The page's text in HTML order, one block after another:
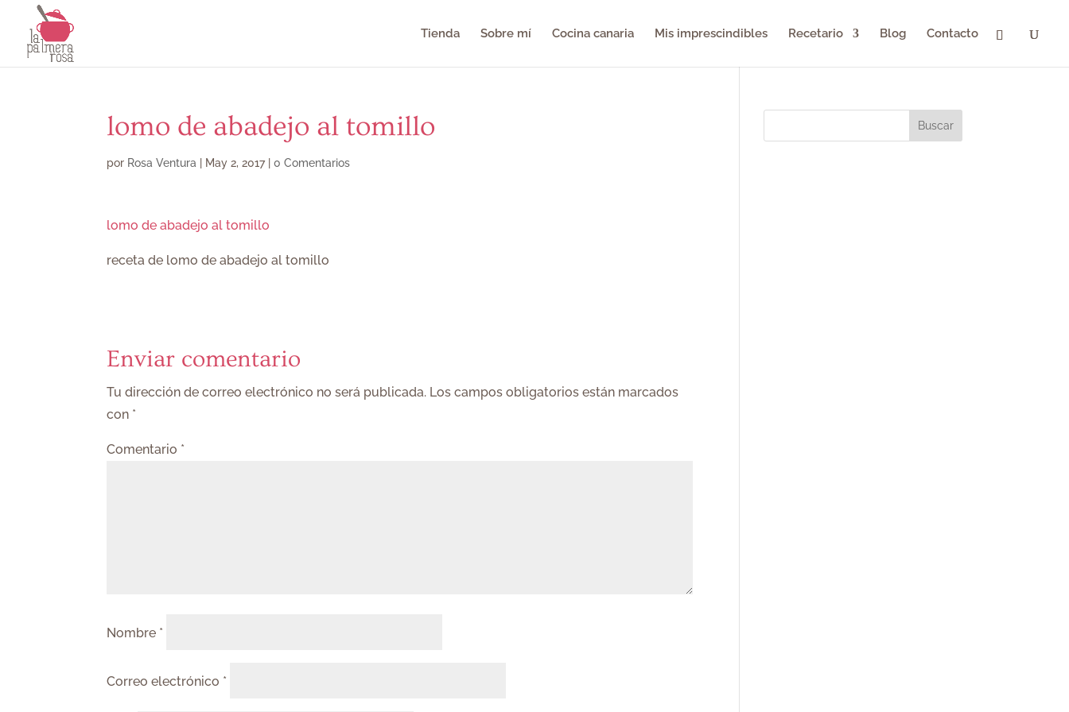
Tienda Sobre mí Cocina canaria Mis imprescindibles Recetario Blog Contacto
lomo de abadejo al tomillo
por Rosa Ventura May 2, 2017|0 Comentarios
lomo de abadejo al tomillo
receta de lomo de abadejo al tomillo
Enviar comentario
Tu dirección de correo electrónico no será publicada. Los campos obligatorios están marcados
con *
Comentario *
Nombre *
Correo electrónico *
Buscar